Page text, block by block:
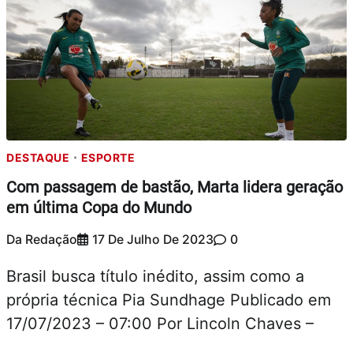
DESTAQUE ESPORTE
Com passagem de bastão, Marta lidera geração
em última Copa do Mundo
Da Redação 17 De Julho De 2023 0
Brasil busca título inédito, assim como a
própria técnica Pia Sundhage Publicado em
17/07/2023 – 07:00 Por Lincoln Chaves –